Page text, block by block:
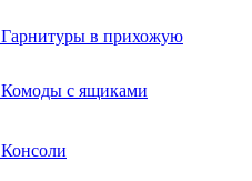
Гарнитуры в прихожую
Комоды с ящиками
Консоли